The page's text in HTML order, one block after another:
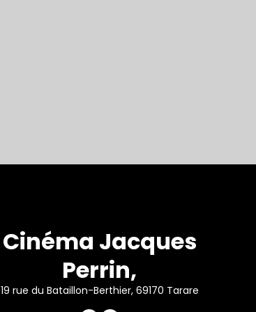
Cinéma Jacques
Perrin,
19 rue du Bataillon-Berthier, 69170 Tarare